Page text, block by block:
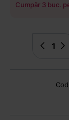
Cumpăr 3 buc.